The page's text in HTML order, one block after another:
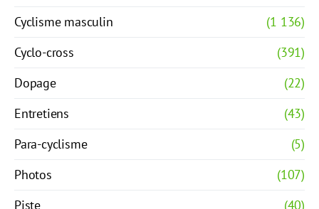
Cyclisme masculin
(1 136)
Cyclo-cross
(391)
Dopage
(22)
Entretiens
(43)
Para-cyclisme
(5)
Photos
(107)
Piste
(40)